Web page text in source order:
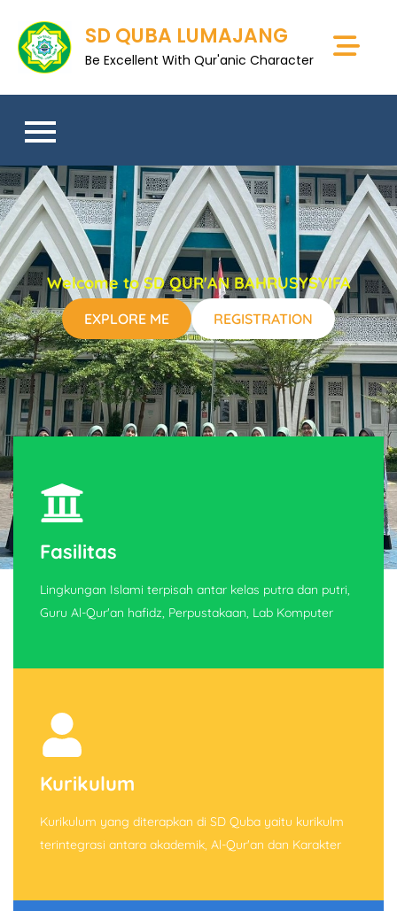
SD QUBA LUMAJANG
Be Excellent With Qur'anic Character
Welcome to SD QUR'AN BAHRUSYSYIFA
EXPLORE ME REGISTRATION
Fasilitas
Lingkungan Islami terpisah antar kelas putra dan putri,
Guru Al-Qur'an hafidz, Perpustakaan, Lab Komputer
Kurikulum
Kurikulum yang diterapkan di SD Quba yaitu kurikulm
terintegrasi antara akademik, Al-Qur'an dan Karakter